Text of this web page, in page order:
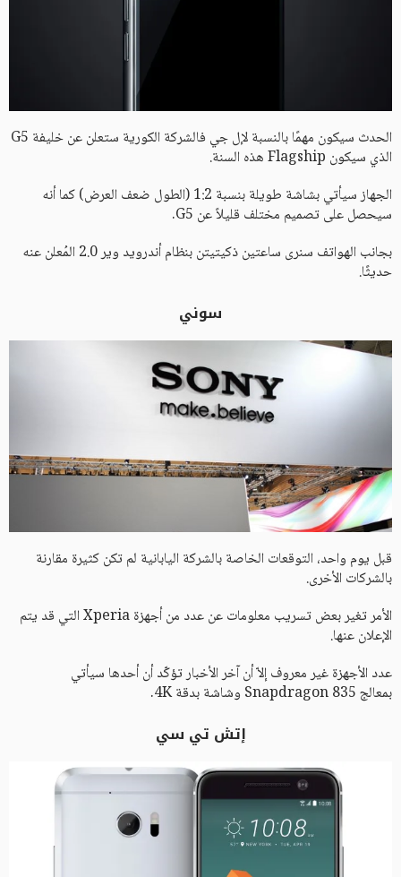
الحدث سيكون مهمًا بالنسبة لإل جي فالشركة الكورية ستعلن عن خليفة G5
الذي سيكون Flagship هذه السنة.
الجهاز سيأتي بشاشة طويلة بنسبة 1:2 (الطول ضعف العرض) كما أنه
سيحصل على تصميم مختلف قليلاً عن G5.
بجانب الهواتف سنرى ساعتين ذكيتيتن بنظام أندرويد وير 2.0 المُعلن عنه
حديثًا.
سوني
قبل يوم واحد، التوقعات الخاصة بالشركة اليابانية لم تكن كثيرة مقارنة
بالشركات الأخرى.
الأمر تغير بعض تسريب معلومات عن عدد من أجهزة Xperia التي قد يتم
الإعلان عنها.
عدد الأجهزة غير معروف إلاّ أن آخر الأخبار تؤكّد أن أحدها سيأتي
بمعالج Snapdragon 835 وشاشة بدقة 4K.
إتش تي سي